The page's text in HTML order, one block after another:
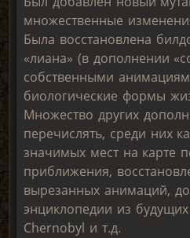
множественные
Была восстановлена
«лиана» (в дополнении
собственными
биологические формы
Множество других
перечислять, среди них
значимых мест на карте
приближения,
вырезанных анимаций,
энциклопедии из
Chernobyl и т.д.